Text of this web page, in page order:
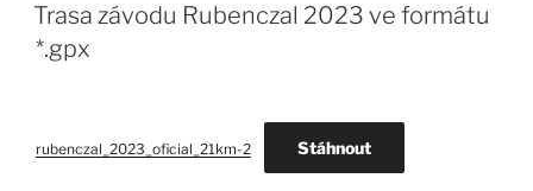
Trasa závodu Rubenczal 2023 ve formátu
*.gpx
rubenczal_2023_oficial_21km-2 Stáhnout